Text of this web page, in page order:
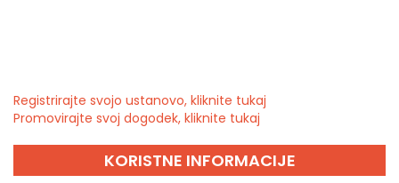
Registrirajte svojo ustanovo, kliknite tukaj
Promovirajte svoj dogodek, kliknite tukaj
KORISTNE INFORMACIJE